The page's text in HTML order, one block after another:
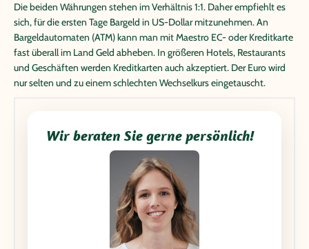
Die beiden Währungen stehen im Verhältnis 1:1. Daher empfiehlt es
sich, für die ersten Tage Bargeld in US-Dollar mitzunehmen. An
Bargeldautomaten (ATM) kann man mit Maestro EC- oder Kreditkarte
fast überall im Land Geld abheben. In größeren Hotels, Restaurants
und Geschäften werden Kreditkarten auch akzeptiert. Der Euro wird
nur selten und zu einem schlechten Wechselkurs eingetauscht.
Wir beraten Sie gerne persönlich!